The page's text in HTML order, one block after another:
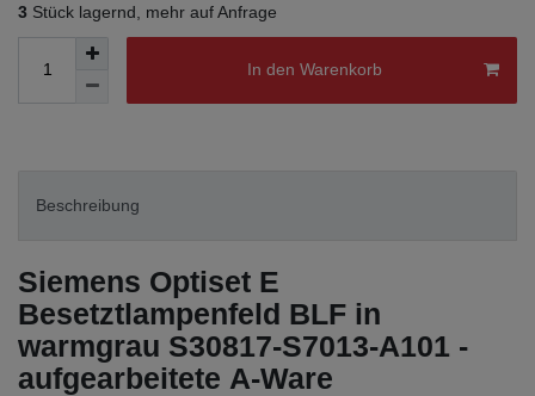
3 Stück lagernd, mehr auf Anfrage
In den Warenkorb
Beschreibung
Siemens Optiset E
Besetztlampenfeld BLF in
warmgrau S30817-S7013-A101 -
aufgearbeitete A-Ware